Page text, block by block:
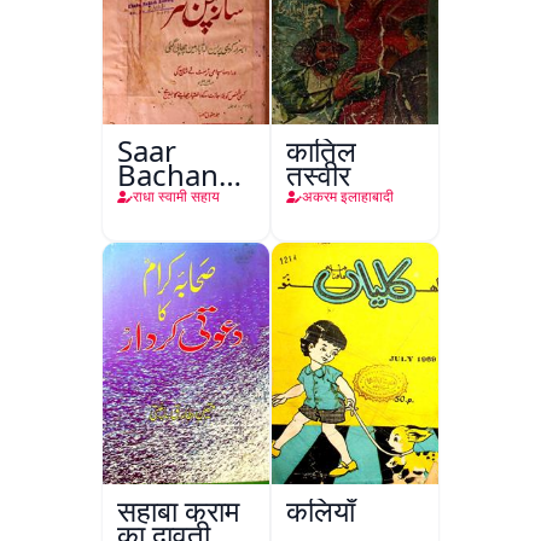
Saar
Bachan
Nasr
राधा स्वामी सहाय
कातिल
तस्वीर
अकरम इलाहाबादी
सहाबा कराम कलियाँ